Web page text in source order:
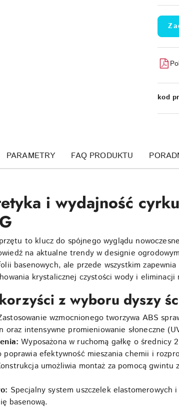
kod
PARAMETRY FAQ PRODUKTU
i wydajność
to klucz do spójnego wyglądu
na aktualne trendy w designie
basenowych, ale przede wszystkim
krystalicznej czystości wody i eliminacji
z wyboru dyszy
wzmocnionego tworzywa ABS
intensywne promieniowanie słoneczne
Wyposażona w ruchomą gałkę o średnicy
efektywność mieszania chemii i
umożliwia montaż za pomocą
Specjalny system uszczelek elastomerowych
basenową.